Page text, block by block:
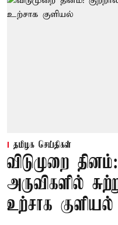
தமிழக செய்திகள்
விடுமுறை
அருவிகளில்
உற்சாக குளியல்